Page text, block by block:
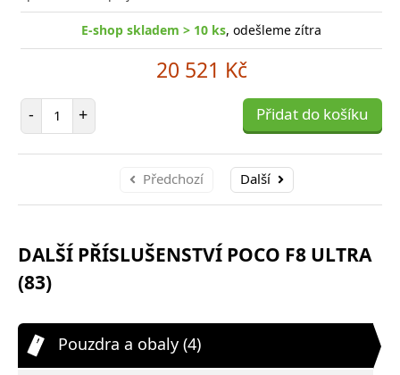
E-shop skladem > 10 ks, odešleme zítra
20 521 Kč
- Počet položek
+ Přidat do košíku
Předchozí Další
DALŠÍ PŘÍSLUŠENSTVÍ POCO F8 ULTRA
(83)
Pouzdra a obaly (4)